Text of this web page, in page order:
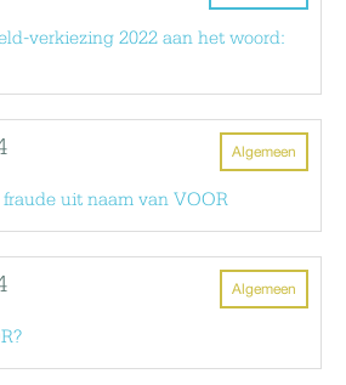
verkiezing 2022 aan het woord:
Algemeen
uit naam van VOOR
Algemeen